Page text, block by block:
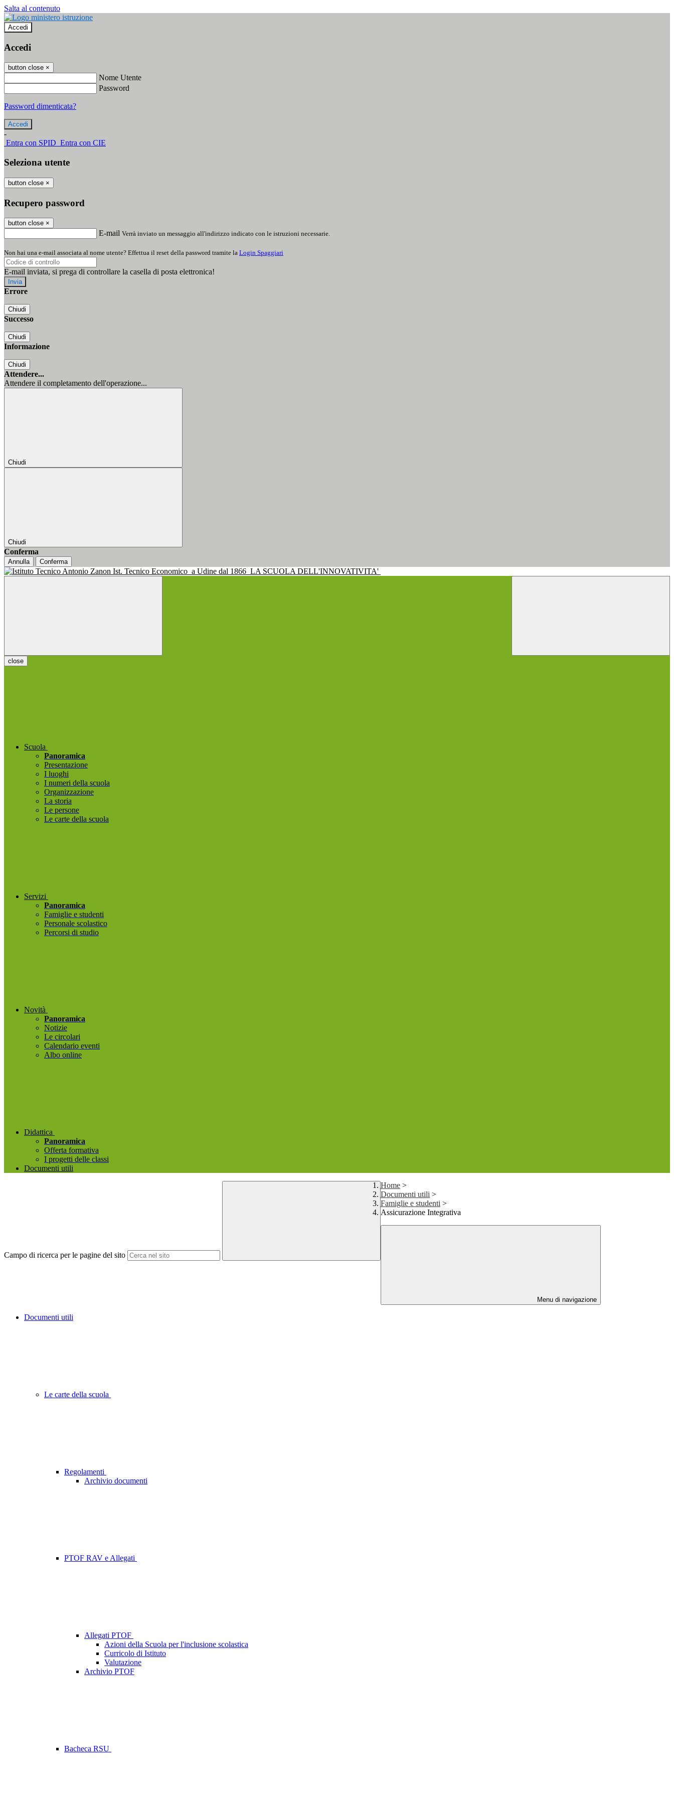
Salta al contenuto
Accedi
Accedi
button close ×
Nome Utente
Password
Password dimenticata?
-
Entra con SPID Entra con CIE
Seleziona utente
button close ×
Recupero password
button close ×
E-mail Verrà inviato un messaggio all'indirizzo indicato con le istruzioni necessarie.
Non hai una e-mail associata al nome utente? Effettua il reset della password tramite la Login Spaggiari
E-mail inviata, si prega di controllare la casella di posta elettronica!
Errore
Chiudi
Successo
Chiudi
Informazione
Chiudi
Attendere...
Attendere il completamento dell'operazione...
Chiudi
Chiudi
Conferma
Annulla Conferma
Ist. Tecnico Economico a Udine dal 1866 LA SCUOLA DELL'INNOVATIVITA'
close
Scuola
Panoramica
Presentazione
I luoghi
I numeri della scuola
Organizzazione
La storia
Le persone
Le carte della scuola
Servizi
Panoramica
Famiglie e studenti
Personale scolastico
Percorsi di studio
Novità
Panoramica
Notizie
Le circolari
Calendario eventi
Albo online
Didattica
Panoramica
Offerta formativa
I progetti delle classi
Documenti utili
Campo di ricerca per le pagine del sito
Home >
Documenti utili >
Famiglie e studenti >
Assicurazione Integrativa
Menu di navigazione
Documenti utili
Le carte della scuola
Regolamenti
Archivio documenti
PTOF RAV e Allegati
Allegati PTOF
Azioni della Scuola per l'inclusione scolastica
Curricolo di Istituto
Valutazione
Archivio PTOF
Bacheca RSU